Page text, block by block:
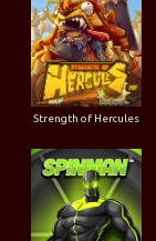
Strength of Hercules